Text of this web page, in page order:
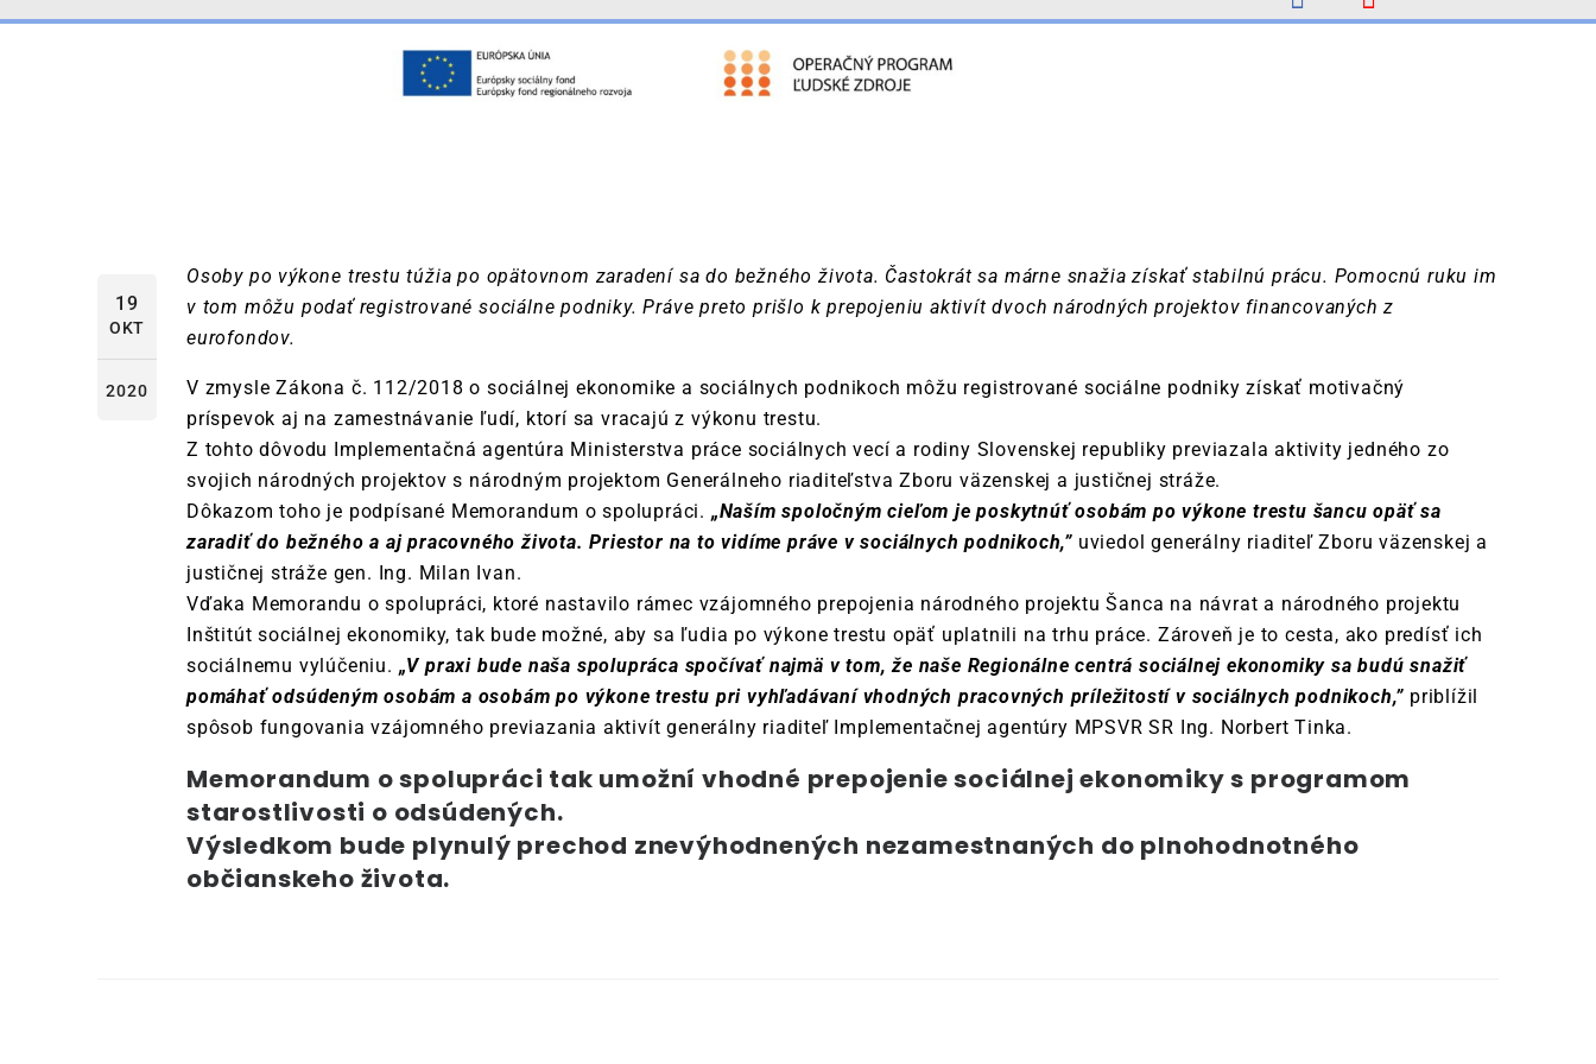
19
OKT
2020
Osoby po výkone trestu túžia po opätovnom zaradení sa do bežného života. Častokrát sa márne snažia získať stabilnú prácu. Pomocnú ruku im
v tom môžu podať registrované sociálne podniky. Práve preto prišlo k prepojeniu aktivít dvoch národných projektov financovaných z
eurofondov.
V zmysle Zákona č. 112/2018 o sociálnej ekonomike a sociálnych podnikoch môžu registrované sociálne podniky získať motivačný
príspevok aj na zamestnávanie ľudí, ktorí sa vracajú z výkonu trestu.
Z tohto dôvodu Implementačná agentúra Ministerstva práce sociálnych vecí a rodiny Slovenskej republiky previazala aktivity jedného zo
svojich národných projektov s národným projektom Generálneho riaditeľstva Zboru väzenskej a justičnej stráže.
Dôkazom toho je podpísané Memorandum o spolupráci. „Naším spoločným cieľom je poskytnúť osobám po výkone trestu šancu opäť sa
zaradiť do bežného a aj pracovného života. Priestor na to vidíme práve v sociálnych podnikoch,” uviedol generálny riaditeľ Zboru väzenskej a
justičnej stráže gen. Ing. Milan Ivan.
Vďaka Memorandu o spolupráci, ktoré nastavilo rámec vzájomného prepojenia národného projektu Šanca na návrat a národného projektu
Inštitút sociálnej ekonomiky, tak bude možné, aby sa ľudia po výkone trestu opäť uplatnili na trhu práce. Zároveň je to cesta, ako predísť ich
sociálnemu vylúčeniu. „V praxi bude naša spolupráca spočívať najmä v tom, že naše Regionálne centrá sociálnej ekonomiky sa budú snažiť
pomáhať odsúdeným osobám a osobám po výkone trestu pri vyhľadávaní vhodných pracovných príležitostí v sociálnych podnikoch,” priblížil
spôsob fungovania vzájomného previazania aktivít generálny riaditeľ Implementačnej agentúry MPSVR SR Ing. Norbert Tinka.
Memorandum o spolupráci tak umožní vhodné prepojenie sociálnej ekonomiky s programom
starostlivosti o odsúdených.
Výsledkom bude plynulý prechod znevýhodnených nezamestnaných do plnohodnotného
občianskeho života.